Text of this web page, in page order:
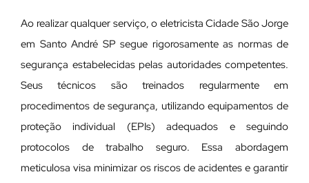
Ao realizar qualquer serviço, o eletricista Cidade São Jorge
em Santo André SP segue rigorosamente as normas de
segurança estabelecidas pelas autoridades competentes.
Seus técnicos são treinados regularmente em
procedimentos de segurança, utilizando equipamentos de
proteção individual (EPIs) adequados e seguindo
protocolos de trabalho seguro. Essa abordagem
meticulosa visa minimizar os riscos de acidentes e garantir